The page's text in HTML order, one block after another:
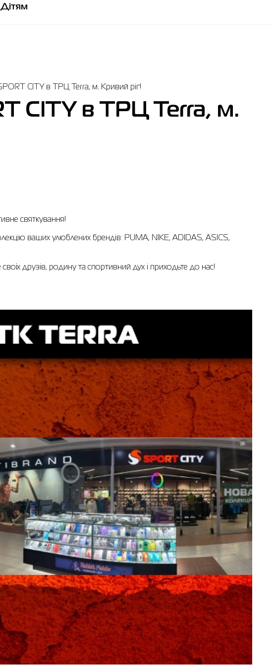
Дітям
CITY в ТРЦ Terra, м. Кривий ріг!
CITY в ТРЦ Terra, м.
святкування!
ваших улюблених брендів: PUMA, NIKE, ADIDAS, ASICS,
друзів, родину та спортивний дух і приходьте до нас!